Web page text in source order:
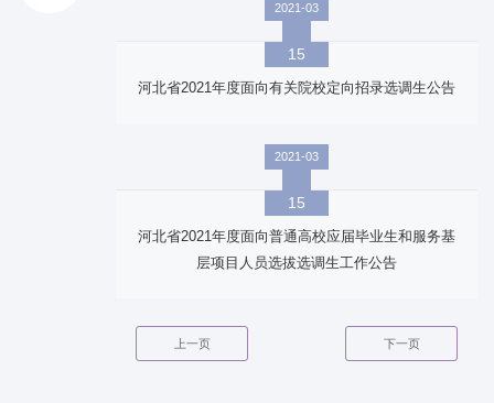
2021-03
15
河北省2021年度面向有关院校定向招录选调生公告
2021-03
15
河北省2021年度面向普通高校应届毕业生和服务基
层项目人员选拔选调生工作公告
上一页 下一页